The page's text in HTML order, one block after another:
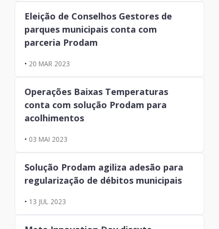
Eleição de Conselhos Gestores de
parques municipais conta com
parceria Prodam
• 20 MAR 2023
Operações Baixas Temperaturas
conta com solução Prodam para
acolhimentos
• 03 MAI 2023
Solução Prodam agiliza adesão para
regularização de débitos municipais
• 13 JUL 2023